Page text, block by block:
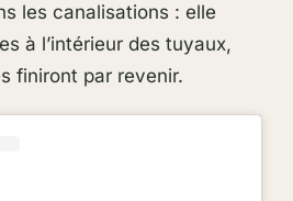
les canalisations : elle
à l’intérieur des tuyaux,
finiront par revenir.